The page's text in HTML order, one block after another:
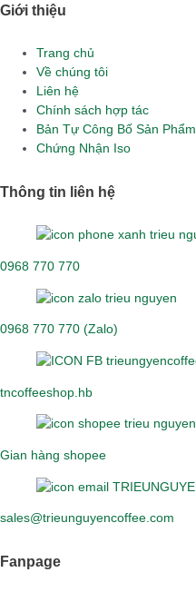
Giới thiệu
Main
Menu
Trang chủ
Về chúng tôi
Liên hệ
Chính sách hợp tác
Bản Tự Công Bố Sản Phẩm
Chứng Nhận Iso
Thông tin liên hệ
0968 770 770
0968 770 770 (Zalo)
tncoffeeshop.hb
Gian hàng shopee
sales@trieunguyencoffee.com
Fanpage